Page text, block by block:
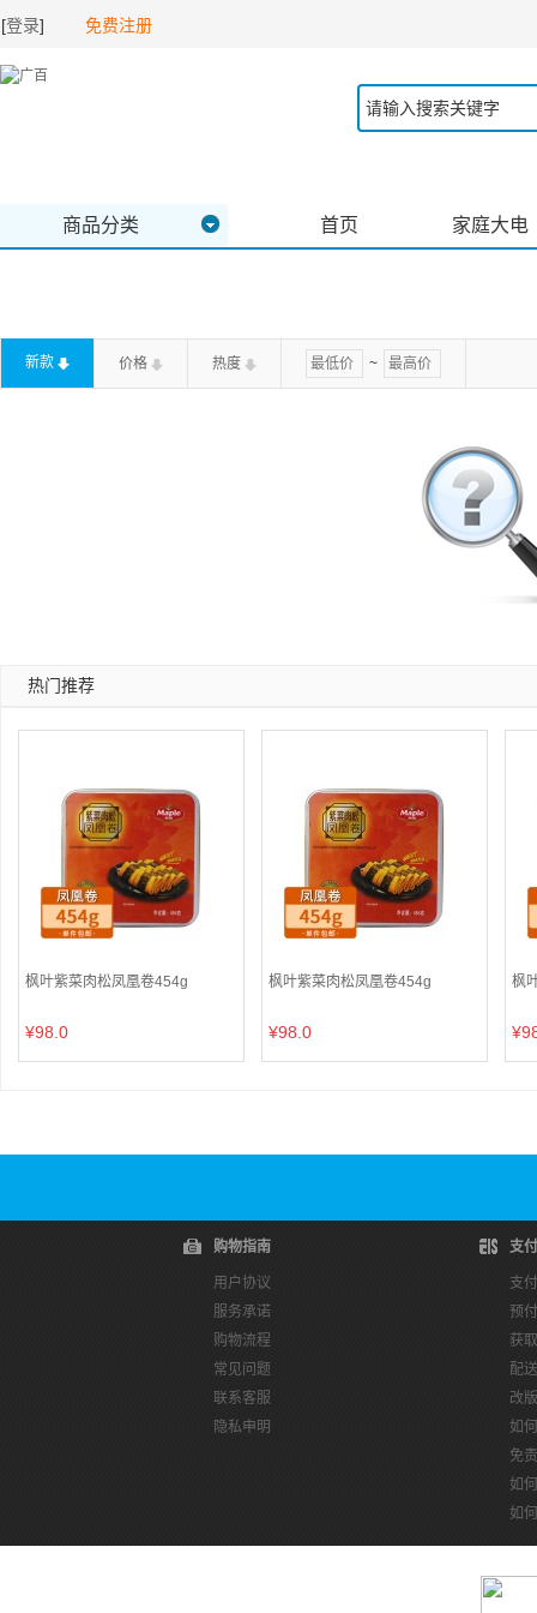
[登录] 免费注册
商品分类 首页 家庭大电
新款 价格 热度 ~
热门推荐
枫叶紫菜肉松凤凰卷454g
¥98.0
枫叶紫菜肉松凤凰卷454g
¥98.0
枫
购物指南
用户协议
服务承诺
购物流程
常见问题
联系客服
隐私申明
支
支
预
获
配
改
如
免
如
如